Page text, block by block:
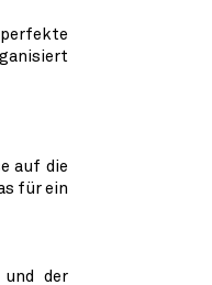
perfekte
auf die
für ein
der